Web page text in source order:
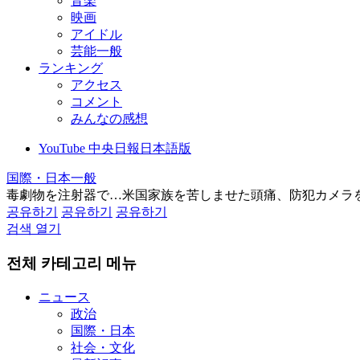
映画
アイドル
芸能一般
ランキング
アクセス
コメント
みんなの感想
YouTube 中央日報日本語版
国際・日本一般
毒劇物を注射器で…米国家族を苦しませた頭痛、防犯カメラ
공유하기
공유하기
공유하기
검색 열기
전체 카테고리 메뉴
ニュース
政治
国際・日本
社会・文化